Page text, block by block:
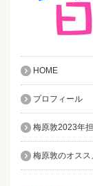
HOME
プロフィール
梅原敦2023年
梅原敦のオスス